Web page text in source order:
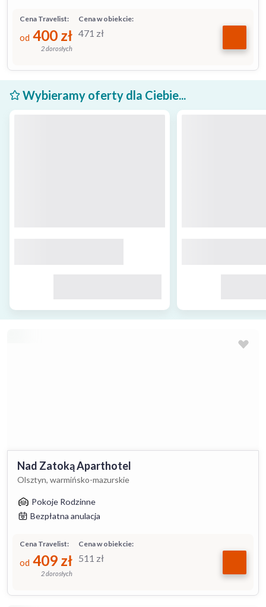
Cena w obiekcie:
471 zł
Cena Travelist:
od 400 zł
2 dorosłych
Wybieramy oferty dla Ciebie...
Nad Zatoką Aparthotel
Olsztyn, warmińsko-mazurskie
Pokoje Rodzinne
Bezpłatna anulacja
Cena w obiekcie:
511 zł
Cena Travelist:
od 409 zł
2 dorosłych